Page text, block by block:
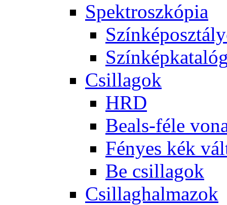
Spekt­rosz­kó­pia
Csil­la­gok
HRD
Be­als-fé­le
Fé­nyes kék
Be csil­la­gok
Csil­lag­hal­ma­zok